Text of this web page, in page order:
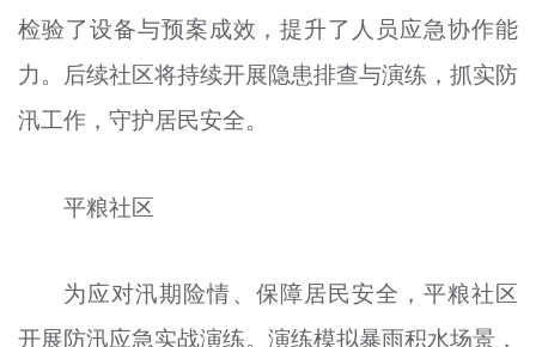
检验了设备与预案成效，提升了人员应急协作能
力。后续社区将持续开展隐患排查与演练，抓实防
汛工作，守护居民安全。
平粮社区
为应对汛期险情、保障居民安全，平粮社区
开展防汛应急实战演练。演练模拟暴雨积水场景，